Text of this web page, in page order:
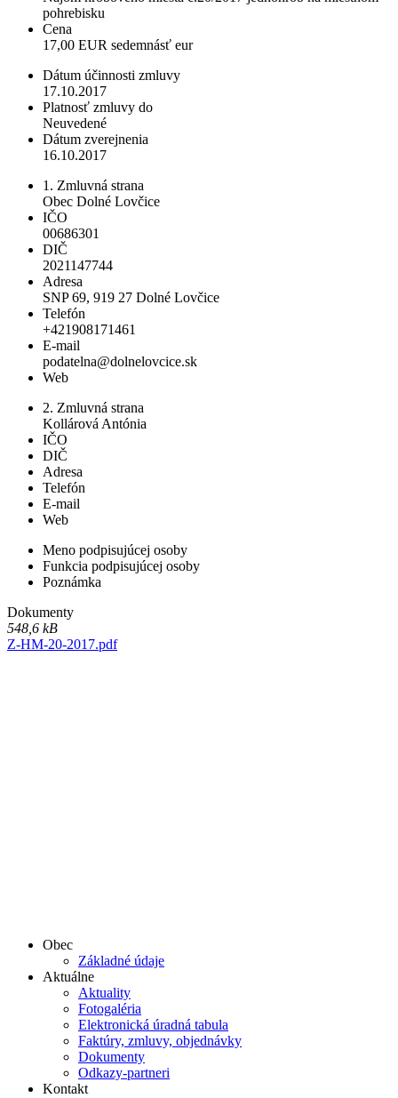
pohrebisku
Cena
17,00 EUR sedemnásť eur
Dátum účinnosti zmluvy
17.10.2017
Platnosť zmluvy do
Neuvedené
Dátum zverejnenia
16.10.2017
1. Zmluvná strana
Obec Dolné Lovčice
IČO
00686301
DIČ
2021147744
Adresa
SNP 69, 919 27 Dolné Lovčice
Telefón
+421908171461
E-mail
podatelna@dolnelovcice.sk
Web
2. Zmluvná strana
Kollárová Antónia
IČO
DIČ
Adresa
Telefón
E-mail
Web
Meno podpisujúcej osoby
Funkcia podpisujúcej osoby
Poznámka
Dokumenty
548,6 kB
Z-HM-20-2017.pdf
Obec
Základné údaje
Aktuálne
Aktuality
Fotogaléria
Elektronická úradná tabula
Faktúry, zmluvy, objednávky
Dokumenty
Odkazy-partneri
Kontakt